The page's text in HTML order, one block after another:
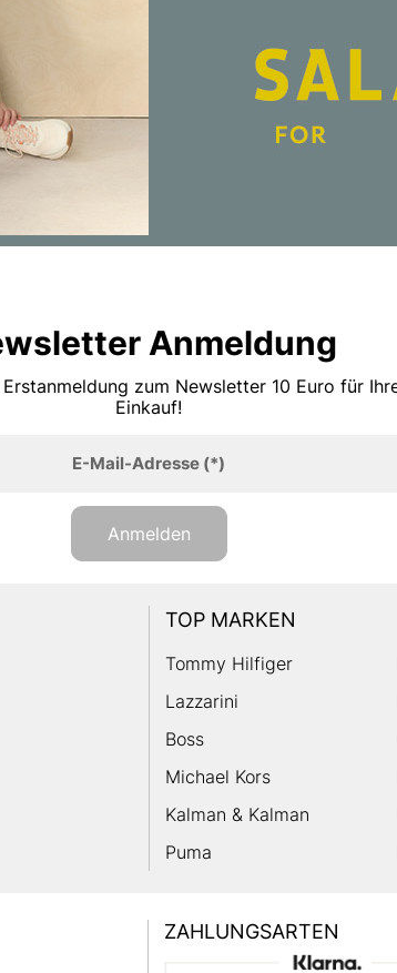
Anmeldung
zum Newsletter 10 Euro für
Einkauf!
E-Mail-Adresse(*)
Anmelden
TOP MARKEN
Tommy Hilfiger
Lazzarini
Boss
Michael Kors
Kalman & Kalman
Puma
ZAHLUNGSARTEN